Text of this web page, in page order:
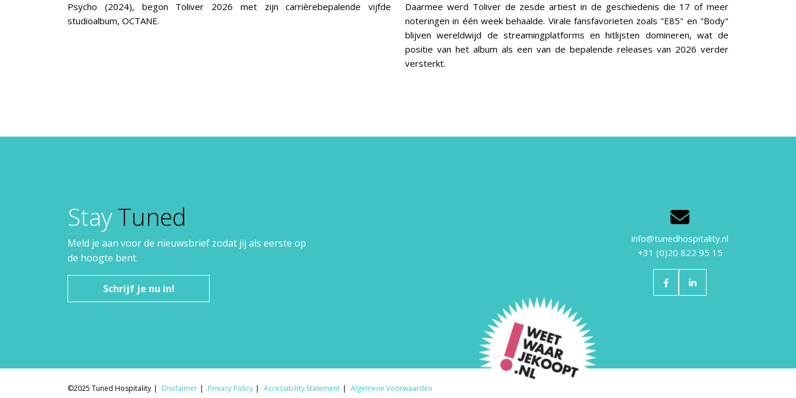
Psycho (2024), begon Toliver 2026 met zijn carrièrebepalende vijfde
studioalbum, OCTANE.
Daarmee werd Toliver de zesde artiest in de geschiedenis die 17 of meer
noteringen in één week behaalde. Virale fansfavorieten zoals "E85" en "Body"
blijven wereldwijd de streamingplatforms en hitlijsten domineren, wat de
positie van het album als een van de bepalende releases van 2026 verder
versterkt.
StayTuned
Meld je aan voor de nieuwsbrief zodat jij als eerste op
de hoogte bent.
Schrijf je nu in!
info@tunedhospitality.nl
+31 (0)20 822 95 15
©2025 Tuned Hospitality Disclaimer Privacy Policy Accessibility Statement Algemene Voorwaarden